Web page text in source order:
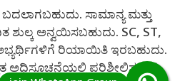
ಸಾಮಾನ್ಯ ಮತ್ತು
ಶುಲ್ಕ ಅನ್ವಯಿಸಬಹುದು. SC, ST,
ರಿಯಾಯಿತಿ ಇರಬಹುದು.
ಅಧಿಸೂಚನೆಯಲ್ಲಿ ಪರಿಶೀಲಿಸಬೇಕು.